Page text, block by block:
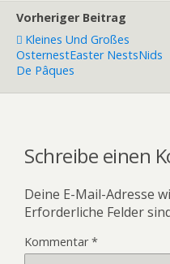
Vorheriger Beitrag
Kleines Und Großes
OsternestEaster NestsNids
De Pâques
Schreibe einen
Deine E-Mail-Adresse
Erforderliche Felder
Kommentar*